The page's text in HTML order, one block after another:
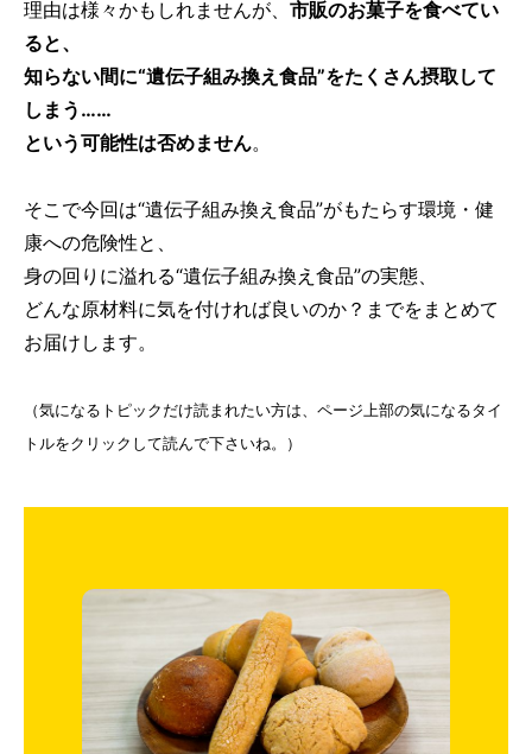
理由は様々かもしれませんが、 市販のお菓子を食べてい
ると、
知らない間に“遺伝子組み換え食品”をたくさん摂取して
しまう……
という可能性は否めません。
そこで今回は“遺伝子組み換え食品”がもたらす環境・健
康への危険性と、
身の回りに溢れる“遺伝子組み換え食品”の実態、
どんな原材料に気を付ければ良いのか？までをまとめて
お届けします。
（気になるトピックだけ読まれたい方は、ページ上部の気になるタイ
トルをクリックして読んで下さいね。）